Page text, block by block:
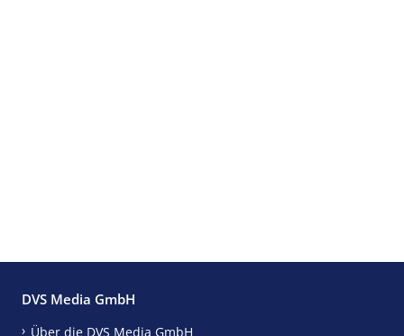
DVS Media GmbH
Über die DVS Media GmbH